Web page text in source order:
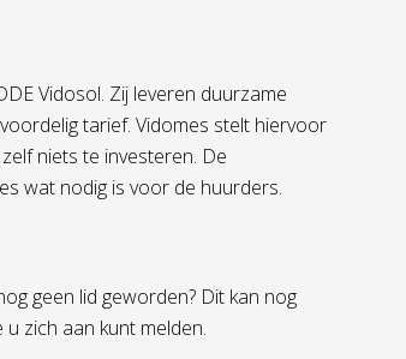
Vidosol. Zij leveren duurzame
tarief. Vidomes stelt hiervoor
niets te investeren. De
wat nodig is voor de huurders.
geen lid geworden? Dit kan nog
zich aan kunt melden.